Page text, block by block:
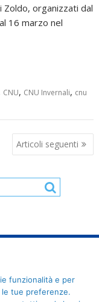
Zoldo, organizzati dal
16 marzo nel
CNU, CNU Invernali, cnu
Articoli seguenti
Universitario - Via
80109270589
funzionalità e per
le tue preferenze.